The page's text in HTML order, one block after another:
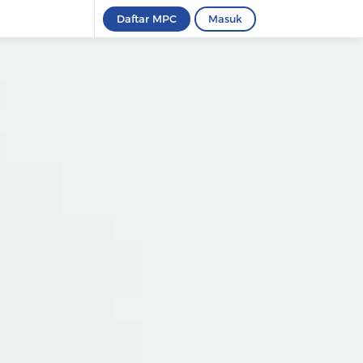
Daftar MPC Masuk